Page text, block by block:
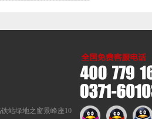
铁站绿地之窗景峰座10